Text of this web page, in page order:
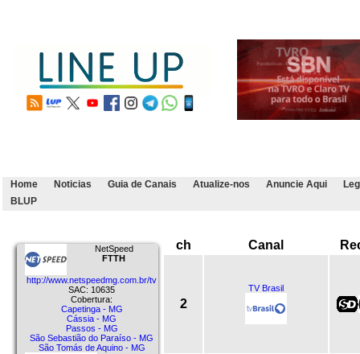
Home Noticias Guia de Canais Atualize-nos Anuncie Aqui
BLUP
NetSpeed
FTTH
http://www.netspeedmg.com.br/tv
SAC: 10635
Cobertura:
Capetinga - MG
Cássia - MG
Passos - MG
São Sebastião do Paraíso - MG
São Tomás de Aquino - MG
ch Canal
2
TV Brasil